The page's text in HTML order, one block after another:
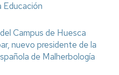
Educación
Campus de Huesca
nuevo presidente de la
de Malherbología